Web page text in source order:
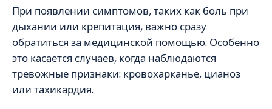
При появлении симптомов, таких как боль при
дыхании или крепитация, важно сразу
обратиться за медицинской помощью. Особенно
это касается случаев, когда наблюдаются
тревожные признаки: кровохарканье, цианоз
или тахикардия.